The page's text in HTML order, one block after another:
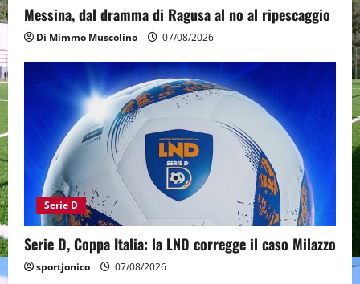
Messina, dal dramma di Ragusa al no al ripescaggio
Di Mimmo Muscolino 07/08/2026
Serie D
Serie D, Coppa Italia: la LND corregge il caso Milazzo
sportjonico 07/08/2026